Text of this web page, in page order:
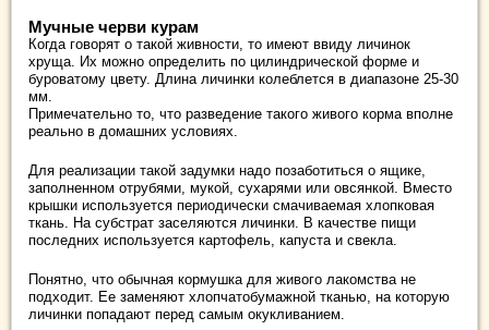
Мучные черви курам
Когда говорят о такой живности, то имеют ввиду личинок
хруща. Их можно определить по цилиндрической форме и
буроватому цвету. Длина личинки колеблется в диапазоне 25-30
мм.
Примечательно то, что разведение такого живого корма вполне
реально в домашних условиях.
Для реализации такой задумки надо позаботиться о ящике,
заполненном отрубями, мукой, сухарями или овсянкой. Вместо
крышки используется периодически смачиваемая хлопковая
ткань. На субстрат заселяются личинки. В качестве пищи
последних используется картофель, капуста и свекла.
Понятно, что обычная кормушка для живого лакомства не
подходит. Ее заменяют хлопчатобумажной тканью, на которую
личинки попадают перед самым окукливанием.